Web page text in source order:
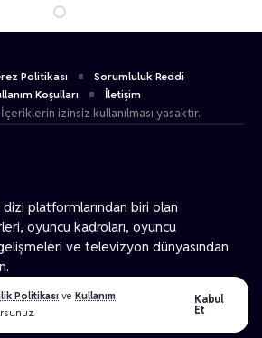
Politikası ve Kullanım
Kabul
Et
dizi platformlarından biri olan
oyuncu kadroları, oyuncu
ve televizyon dünyasından
Politikası
Sorumluluk Reddi
Koşulları
İletişim
izinsiz kullanılması yasaktır.